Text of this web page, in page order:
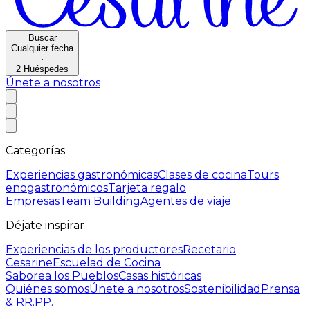
Buscar
Cualquier fecha
·
2 Huéspedes
Únete a nosotros
Categorías
Experiencias gastronómicasClases de cocinaTours
enogastronómicosTarjeta regalo
EmpresasTeam BuildingAgentes de viaje
Déjate inspirar
Experiencias de los productoresRecetario
CesarineEscuelad de Cocina
Saborea los PueblosCasas históricas
Quiénes somosÚnete a nosotrosSostenibilidad Prensa
& RR.PP.